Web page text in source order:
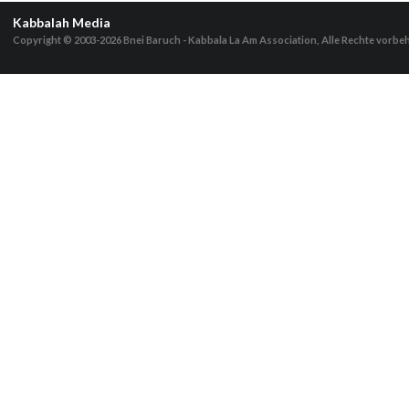
Kabbalah Media
Copyright © 2003-2026Bnei Baruch - Kabbala La Am Association, Alle Rechte